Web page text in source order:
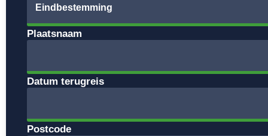
Plaatsnaam
Datum terugreis
Postcode